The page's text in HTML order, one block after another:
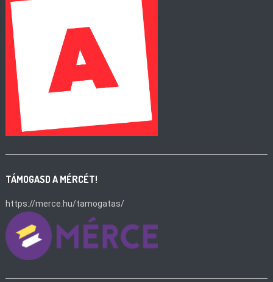
TÁMOGASD A MÉRCÉT!
https://merce.hu/tamogatas/